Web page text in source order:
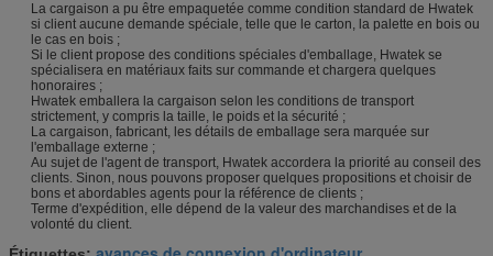
La cargaison a pu être empaquetée comme condition standard de Hwatek
si client aucune demande spéciale, telle que le carton, la palette en bois ou
le cas en bois ;
Si le client propose des conditions spéciales d'emballage, Hwatek se
spécialisera en matériaux faits sur commande et chargera quelques
honoraires ;
Hwatek emballera la cargaison selon les conditions de transport
strictement, y compris la taille, le poids et la sécurité ;
La cargaison, fabricant, les détails de emballage sera marquée sur
l'emballage externe ;
Au sujet de l'agent de transport, Hwatek accordera la priorité au conseil des
clients. Sinon, nous pouvons proposer quelques propositions et choisir de
bons et abordables agents pour la référence de clients ;
Terme d'expédition, elle dépend de la valeur des marchandises et de la
volonté du client.